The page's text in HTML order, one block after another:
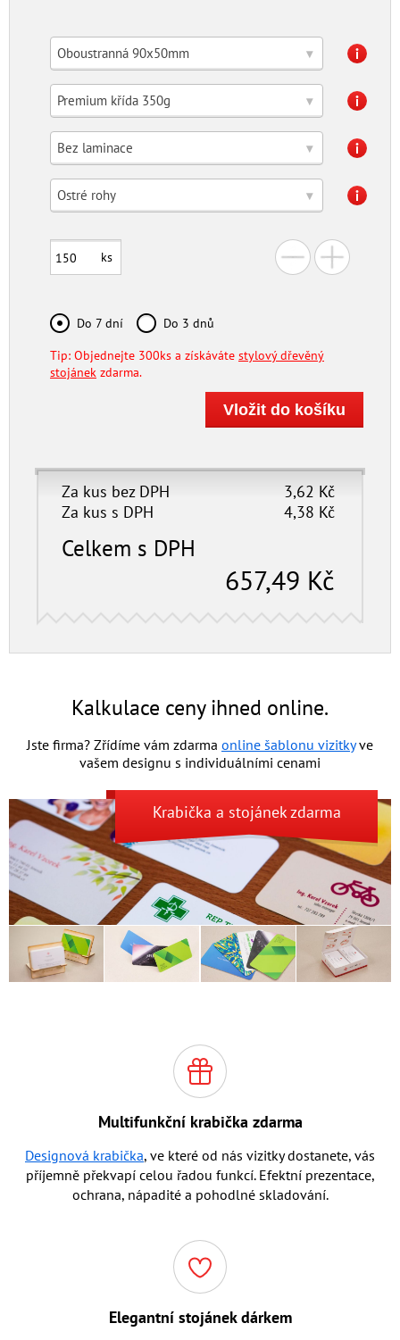
Oboustranná 90x50mm ▾
Premium křída 350g ▾
Bez laminace ▾
Ostré rohy ▾
ks
Do 7 dní
Do 3 dnů
Tip: Objednejte 300ks a získáváte stylový dřevěný
stojánek zdarma.
Za kus bez DPH 3,62 Kč
Za kus s DPH
4,38 Kč
Celkem s DPH
657,49 Kč
Kalkulace ceny ihned online.
Jste firma? Zřídíme vám zdarma online šablonu vizitkyve
vašem designu s individuální­mi cenami
Krabička a stojánekzdarma
Multifunkční krabička zdarma
Designová krabička, ve které od nás vizitky dostanete, vás
příjemně překvapí celou řadou funkcí. Efektní prezentace,
ochrana, nápadité a pohodlné skladování.
Elegantní stojánek dárkem